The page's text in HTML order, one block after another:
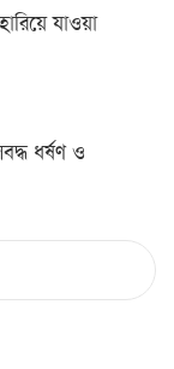
যাওয়া
ধর্ষণ ও